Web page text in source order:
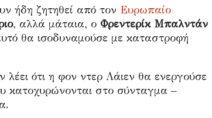
ήδη ζητηθεί από τον Ευρωπαίο
, αλλά μάταια, ο Φρεντερίκ Μπαλντάν
θα ισοδυναμούσε με καταστροφή
ότι η φον ντερ Λάιεν θα ενεργούσε
κατοχυρώνονται στο σύνταγμα –